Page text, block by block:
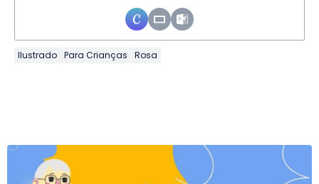
Ilustrado Para Crianças Rosa